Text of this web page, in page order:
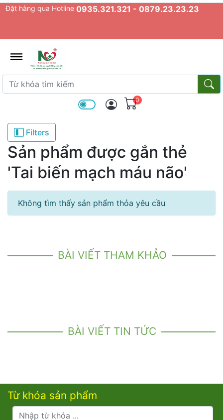
Đặt hàng qua Hotline 0935.321.321 - 0879.23.23.23
Từ khóa tìm kiếm
Từ
0
Filters
Sản phẩm được gắn thẻ
'Tai biến mạch máu não'
Không tìm thấy sản phẩm thỏa yêu cầu
BÀI VIẾT THAM KHẢO
BÀI VIẾT TIN TỨC
Từ khóa sản phẩm